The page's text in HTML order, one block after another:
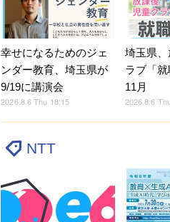
幸せになるためのジェ
ンダー教育、埼玉県が
9/19に講演会
2026.8.6 Thu 18:15
埼玉県
ラブ「
11月
2026.8.6
NTT